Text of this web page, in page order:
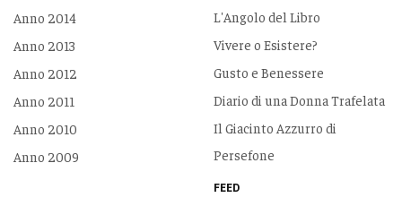
Anno 2014
Anno 2013
Anno 2012
Anno 2011
Anno 2010
Anno 2009
L'Angolo del Libro
Vivere o Esistere?
Gusto e Benessere
Diario di una Donna Trafelata
Il Giacinto Azzurro di
Persefone
FEED